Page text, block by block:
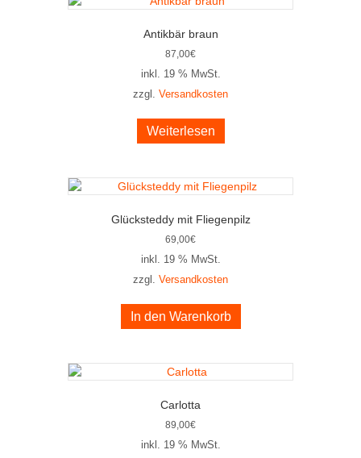
Antikbär braun
87,00€
inkl. 19 % MwSt.
zzgl. Versandkosten
Weiterlesen
Glücksteddy mit Fliegenpilz
69,00€
inkl. 19 % MwSt.
zzgl. Versandkosten
In den Warenkorb
Carlotta
89,00€
inkl. 19 % MwSt.